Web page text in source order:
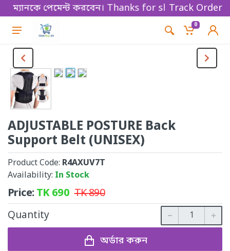
পেমেন্ট করবেন। Thanks for shopping!Track Order
0
ADJUSTABLE POSTURE Back
Support Belt (UNISEX)
Product Code: R4AXUV7T
Availability: In Stock
Price:TK690 TK890
Quantity
অর্ডার করুন